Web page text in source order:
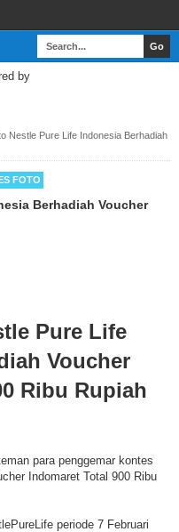
by
Nestle Pure Life Indonesia Berhadiah
FOTO
Berhadiah Voucher
Pure Life
Voucher
Ribu Rupiah
para penggemar kontes
Indomaret Total 900 Ribu
periode 7 Februari